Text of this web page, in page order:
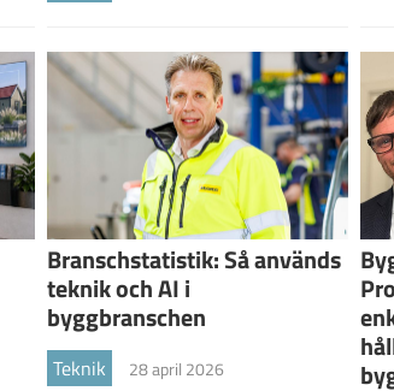
Branschstatistik: Så används
teknik och AI i
byggbranschen
Teknik 28 april 2026